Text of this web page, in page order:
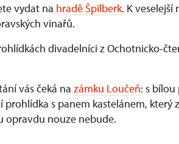
vydat na hradě Špilberk. K veselejší
vinařů.
divadelníci z Ochotnicko-
vás čeká na zámku Loučeň: s
s panem kastelánem, který
opravdu nouze nebude.